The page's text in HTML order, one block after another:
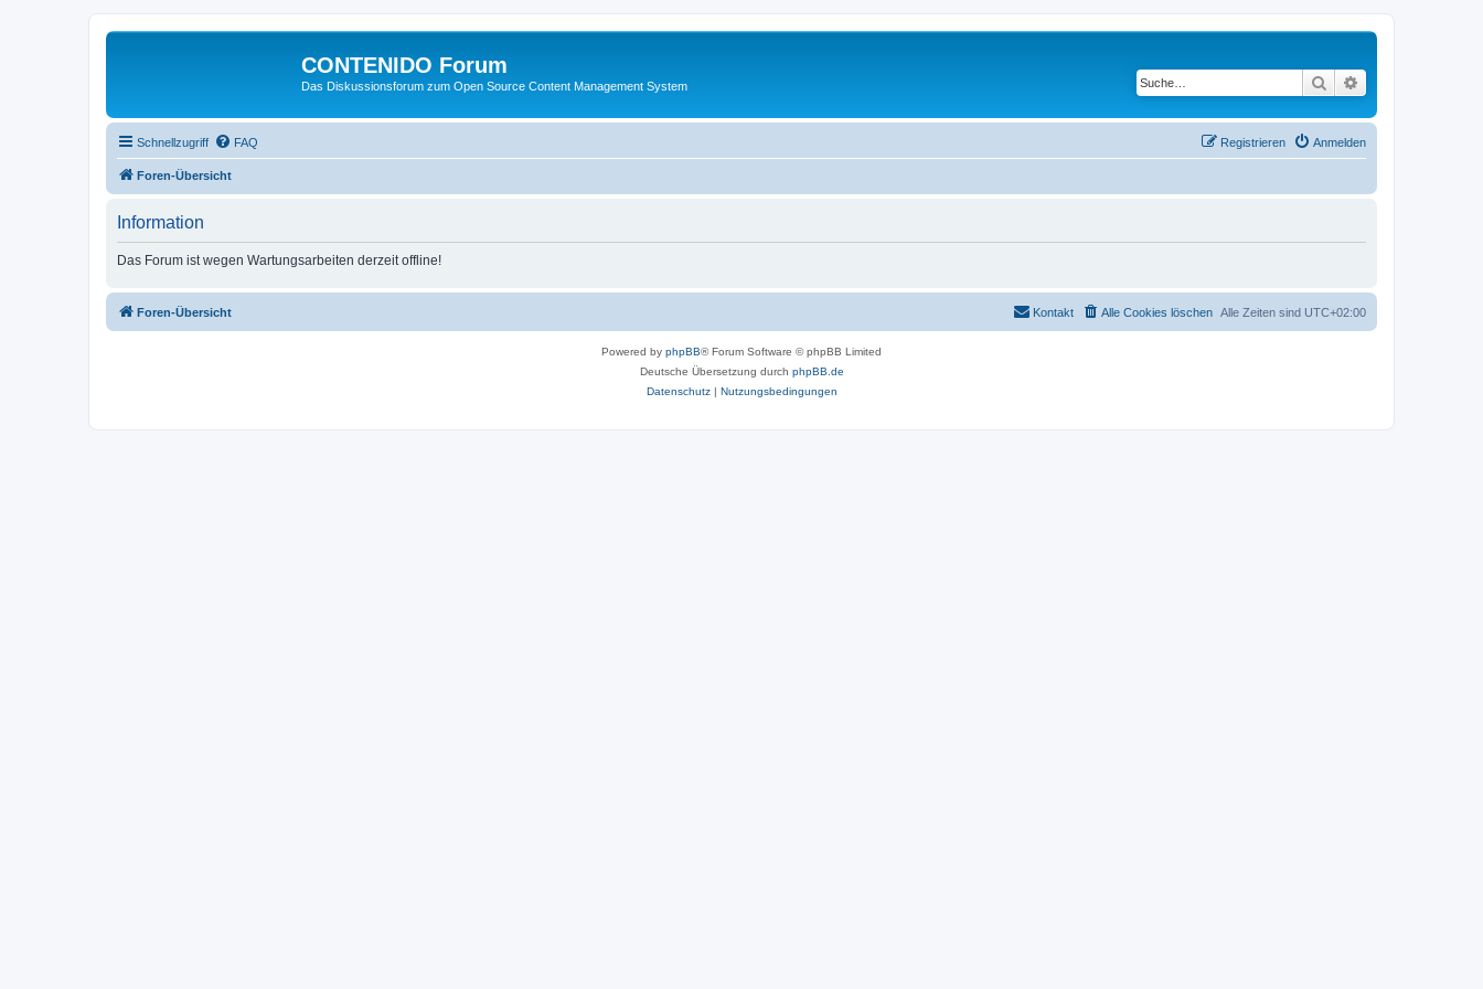
CONTENIDO Forum
Das Diskussionsforum zum Open Source Content Management System Suche
Schnellzugriff FAQ Anmelden
Registrieren
Foren-Übersicht
Information
Das Forum ist wegen Wartungsarbeiten derzeit offline!
Foren-Übersicht Alle Zeiten sind UTC+02:00
Alle Cookies löschen
Kontakt
Powered by phpBB® Forum Software © phpBB Limited
Deutsche Übersetzung durch phpBB.de
Datenschutz| Nutzungsbedingungen